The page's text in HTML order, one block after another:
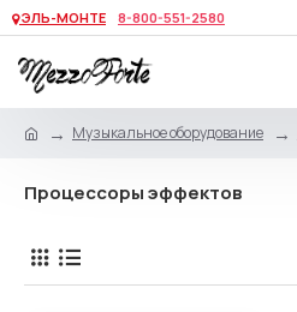
ЭЛЬ-МОНТЕ 8-800-551-2580
Музыкальное оборудование
Процессоры эффектов